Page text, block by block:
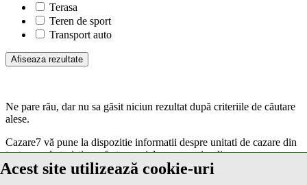
Acest site utilizează cookie-uri
Terasa
Teren de sport
Transport auto
Ne pare rău, dar nu sa găsit niciun rezultat după criteriile de căutare
alese.
Cazare7 vă pune la dispozitie informatii despre unitati de cazare din
toate zonele turistice, oferte speciale, rezervari online.
Utilizand acest serviciu inseamna ca sunteti de acord cu